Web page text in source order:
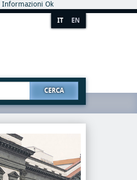
Informazioni Ok
IT EN
CERCA